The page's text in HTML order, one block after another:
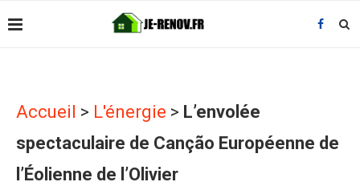
Accueil > L'énergie > L’envolée
spectaculaire de Canção Européenne de
l’Éolienne de l’Olivier